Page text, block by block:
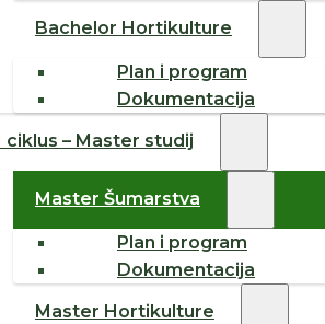
Bachelor Hortikulture
Plan i program
Dokumentacija
II ciklus – Master studij
Master Šumarstva
Plan i program
Dokumentacija
Master Hortikulture